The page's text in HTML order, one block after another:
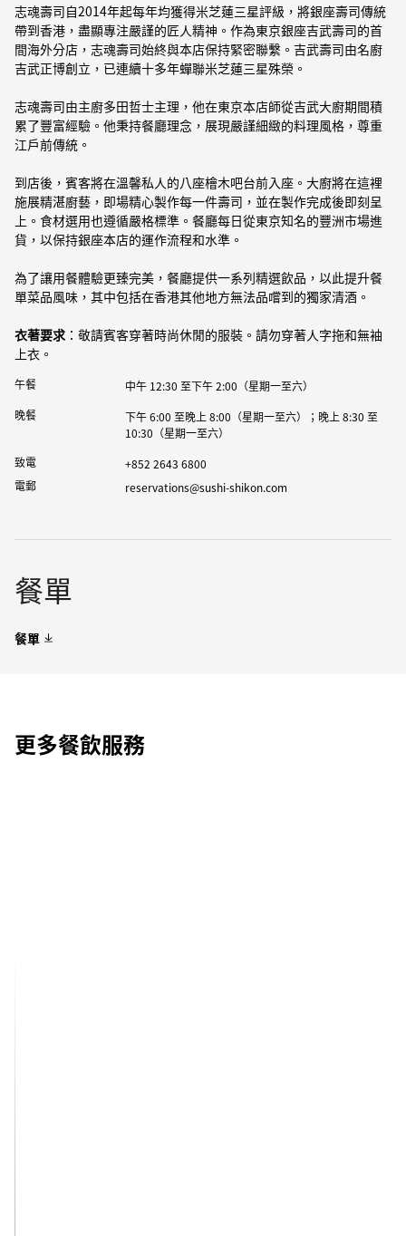
志魂壽司自2014年起每年均獲得米芝蓮三星評級，將銀座壽司傳統
帶到香港，盡顯專注嚴謹的匠人精神。作為東京銀座吉武壽司的首
間海外分店，志魂壽司始終與本店保持緊密聯繫。吉武壽司由名廚
吉武正博創立，已連續十多年蟬聯米芝蓮三星殊榮。
志魂壽司由主廚多田哲士主理，他在東京本店師從吉武大廚期間積
累了豐富經驗。他秉持餐廳理念，展現嚴謹細緻的料理風格，尊重
江戶前傳統。
到店後，賓客將在溫馨私人的八座檜木吧台前入座。大廚將在這裡
施展精湛廚藝，即場精心製作每一件壽司，並在製作完成後即刻呈
上。食材選用也遵循嚴格標準。餐廳每日從東京知名的豐洲市場進
貨，以保持銀座本店的運作流程和水準。
為了讓用餐體驗更臻完美，餐廳提供一系列精選飲品，以此提升餐
單菜品風味，其中包括在香港其他地方無法品嚐到的獨家清酒。
衣著要求 ：敬請賓客穿著時尚休閒的服裝。請勿穿著人字拖和無袖
上衣。
午餐
中午 12:30 至下午 2:00（星期一至六）
晚餐
下午 6:00 至晚上 8:00（星期一至六）；晚上 8:30 至
10:30（星期一至六）
致電
+852 2643 6800
電郵
reservations@sushi-shikon.com
餐單
餐單
更多餐飲服務